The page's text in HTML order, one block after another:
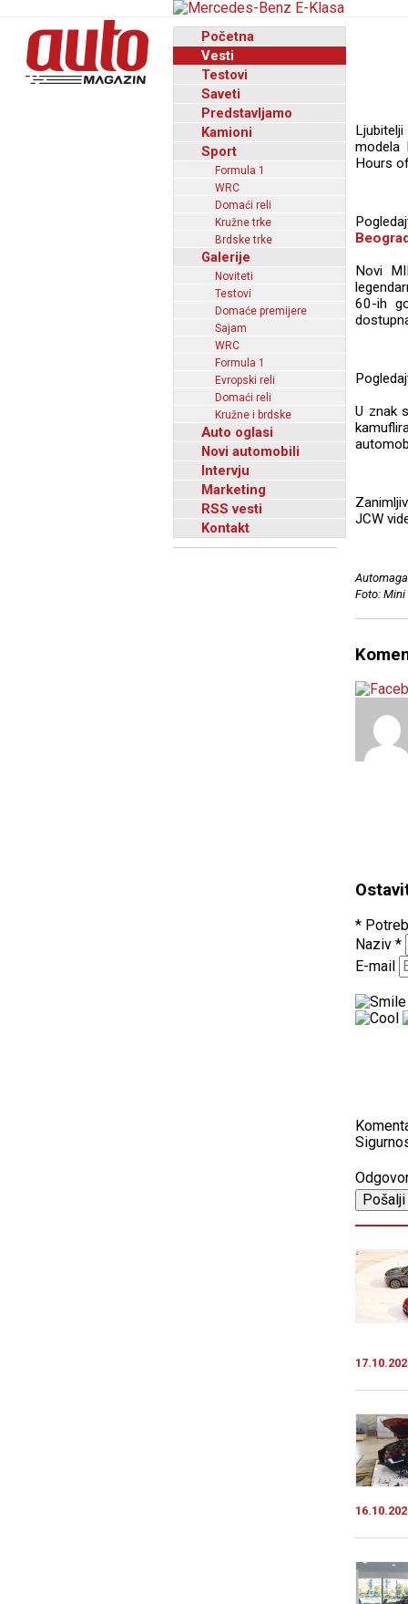
Početna
Vesti
Testovi
Saveti
Predstavljamo
Kamioni
Sport
Formula 1
WRC
Domaći reli
Kružne trke
Brdske trke
Galerije
Noviteti
Testovi
Domaće premijere
Sajam
WRC
Formula 1
Evropski reli
Domaći reli
Kružne i brdske
Auto oglasi
Novi automobili
Intervju
Marketing
RSS vesti
Kontakt
modela
Hours
Novi
60-ih
U znak
JCW
Foto: Mini
*
Naziv *
E-mail